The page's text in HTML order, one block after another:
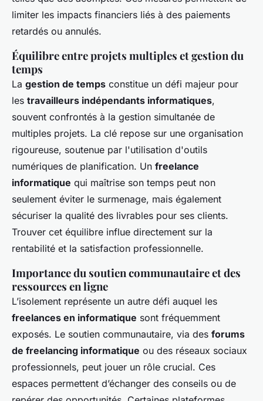
limiter les impacts financiers liés à des paiements
retardés ou annulés.
Équilibre entre projets multiples et gestion du
temps
La gestion de temps constitue un défi majeur pour
les travailleurs indépendants informatiques,
souvent confrontés à la gestion simultanée de
multiples projets. La clé repose sur une organisation
rigoureuse, soutenue par l'utilisation d'outils
numériques de planification. Un freelance
informatique qui maîtrise son temps peut non
seulement éviter le surmenage, mais également
sécuriser la qualité des livrables pour ses clients.
Trouver cet équilibre influe directement sur la
rentabilité et la satisfaction professionnelle.
Importance du soutien communautaire et des
ressources en ligne
L’isolement représente un autre défi auquel les
freelances en informatique sont fréquemment
exposés. Le soutien communautaire, via des forums
de freelancing informatique ou des réseaux sociaux
professionnels, peut jouer un rôle crucial. Ces
espaces permettent d’échanger des conseils ou de